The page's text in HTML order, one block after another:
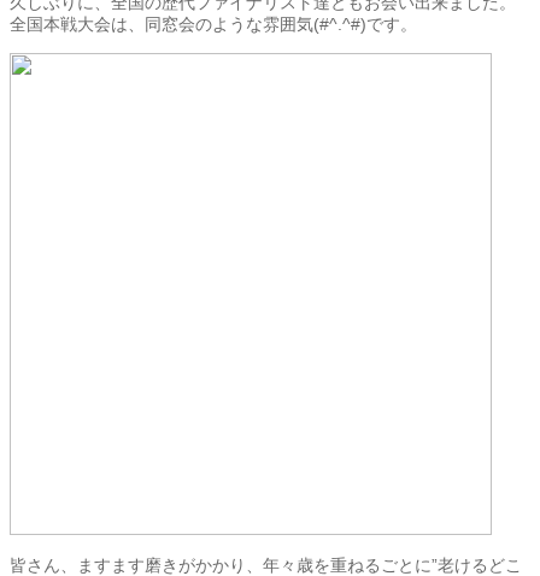
全国本戦大会は、同窓会のような雰囲気(#^.^#)です。
皆さん、ますます磨きがかかり、年々歳を重ねるごとに”老けるどこ